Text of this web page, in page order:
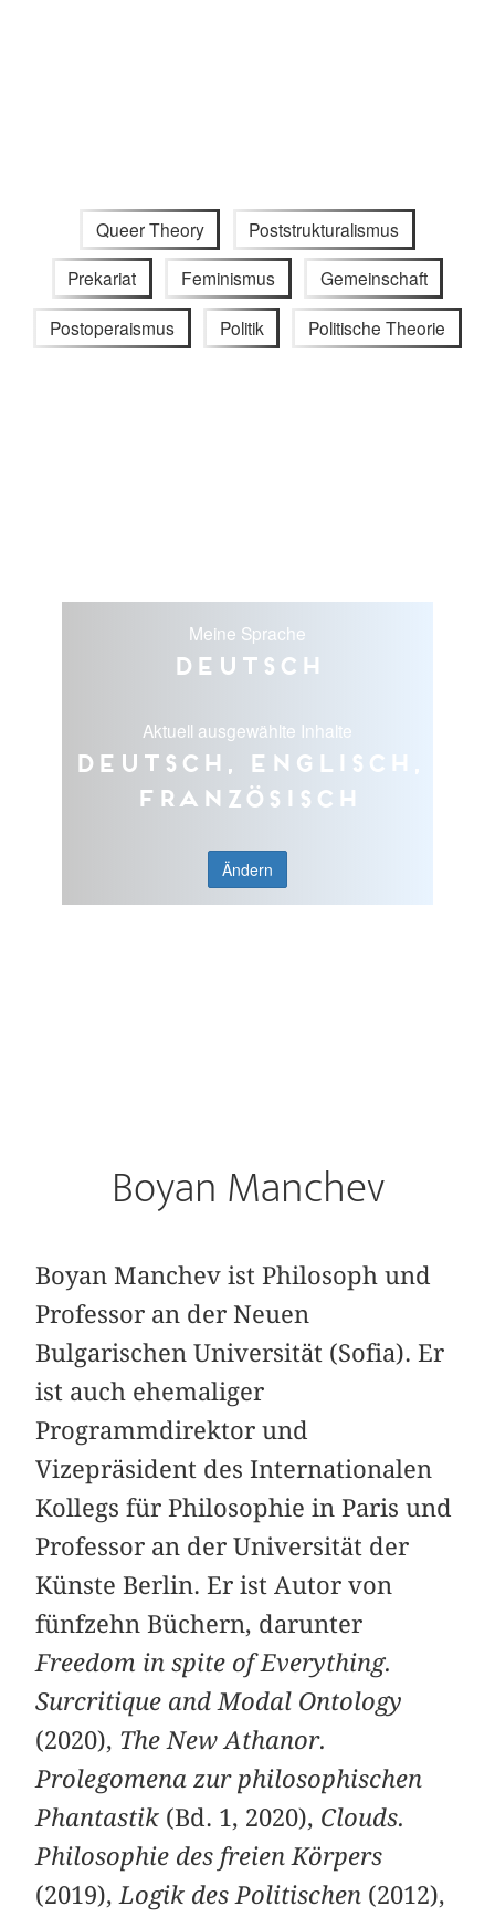
Queer Theory Poststrukturalismus
Prekariat Feminismus Gemeinschaft
Postoperaismus Politik Politische Theorie
Meine Sprache
Deutsch
Aktuell ausgewählte Inhalte
Deutsch, Englisch,
Französisch
Ändern
Boyan Manchev
Boyan Manchev ist Philosoph und
Professor an der Neuen
Bulgarischen Universität (Sofia). Er
ist auch ehemaliger
Programmdirektor und
Vizepräsident des Internationalen
Kollegs für Philosophie in Paris und
Professor an der Universität der
Künste Berlin. Er ist Autor von
fünfzehn Büchern, darunter
Freedom in spite of Everything.
Surcritique and Modal Ontology
(2020), The New Athanor.
Prolegomena zur philosophischen
Phantastik (Bd. 1, 2020), Clouds.
Philosophie des freien Körpers
(2019), Logik des Politischen (2012),